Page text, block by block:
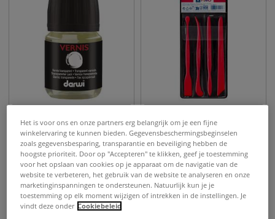
DARWI® | VERNIS
transparant — flesje
vanaf€5,15
STAEDTLER® |
Boetseergereedschap set
€4,60
Het is voor ons en onze partners erg belangrijk om je een fijne
winkelervaring te kunnen bieden. Gegevensbeschermingsbeginselen
zoals gegevensbesparing, transparantie en beveiliging hebben de
hoogste prioriteit. Door op "Accepteren" te klikken, geef je toestemming
voor het opslaan van cookies op je apparaat om de navigatie van de
website te verbeteren, het gebruik van de website te analyseren en onze
marketinginspanningen te ondersteunen. Natuurlijk kun je je
toestemming op elk moment wijzigen of intrekken in de instellingen. Je
vindt deze onder Cookiebeleid